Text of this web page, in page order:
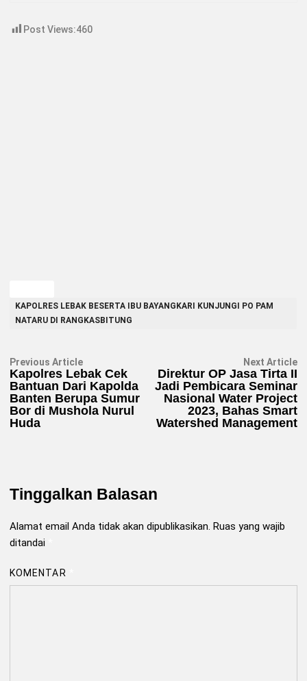
Post Views:460
KAPOLRES LEBAK BESERTA IBU BAYANGKARI KUNJUNGI PO PAM
NATARU DI RANGKASBITUNG
Navigasi
pos
Previous ArticlePrevious
article:
Kapolres Lebak Cek
Bantuan Dari Kapolda
Banten Berupa Sumur
Bor di Mushola Nurul
Huda
Next Article
Direktur OP Jasa Tirta II
Jadi Pembicara Seminar
Nasional Water Project
2023, Bahas Smart
Watershed Management
Tinggalkan Balasan
Alamat email Anda tidak akan dipublikasikan. Ruas yang wajib
ditandai
KOMENTAR